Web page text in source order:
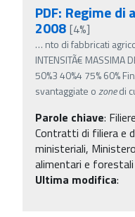
PDF: Regime
2008 [4%]
… nto di fabbricati
INTENSITÃ€ MASSIMA
50%3 40%4 75% 60%
svantaggiate ozonedi
Parole chiave:
Contratti di filiera e
ministeriali,
alimentari e forestali
Ultima modifica: